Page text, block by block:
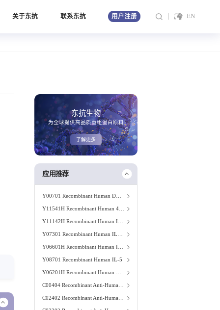
EN
关于东抗 联系东抗 用户注册
东抗生物
为全球提供高品质重组蛋白原料
了解更多
应用推荐
Y08701 Recombinant Human IL-5